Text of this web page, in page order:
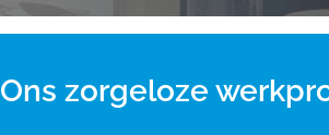
Ons zorgeloze